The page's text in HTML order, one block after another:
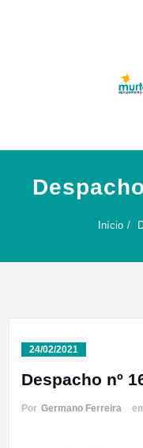
Início
24/02/2021
Despacho nº
Por Germano Ferreira